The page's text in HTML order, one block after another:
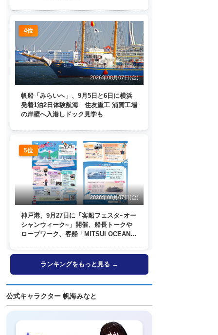
4位
2026年08月07日(金)
帆船「みらいへ」、9月5日と6日に横浜
発着1泊2日体験航海 住友重工 浦賀工場
の岸壁へ入港しドック見学も
5位
2026年08月07日(金)
神戸港、9月27日に「客船フェスタ~オー
シャンウィーク~」開催、船長トークや
ロープワーク、客船「MITSUI OCEAN
ランキングをもっと見る →
公式キャラクター 帆海みなと